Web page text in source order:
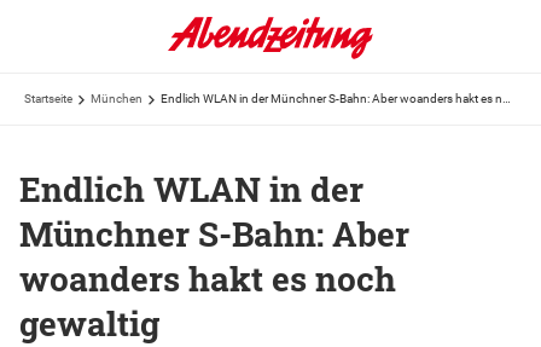
Startseite München
Endlich WLAN in der
Münchner S-Bahn: Aber
woanders hakt es noch
gewaltig